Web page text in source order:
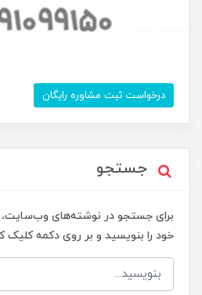
درخواست ثبت مشاوره رایگان
جستجو
برای جستجو در نوشته‌های وب‌سایت،
خود را بنویسید و بر روی دکمه کلیک